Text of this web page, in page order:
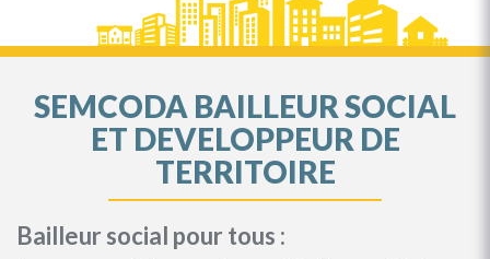
SEMCODA BAILLEUR SOCIAL
ET DEVELOPPEUR DE
TERRITOIRE
Bailleur social pour tous :